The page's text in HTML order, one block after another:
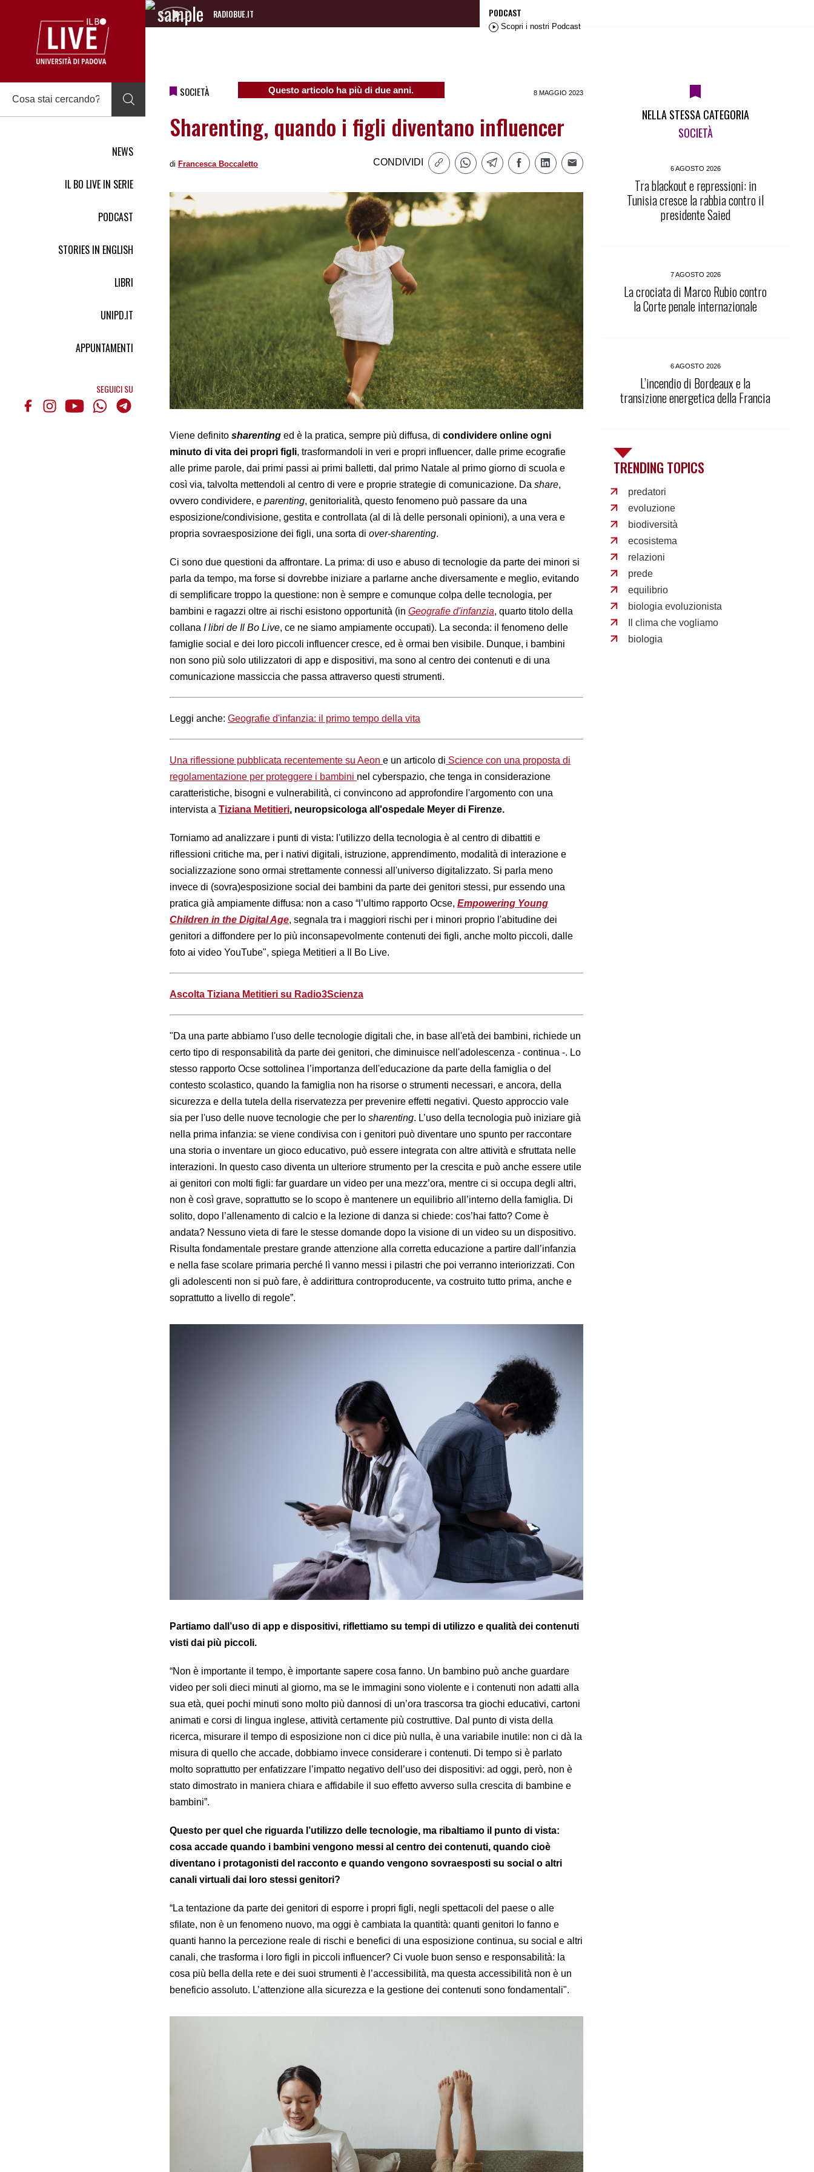
NEWS
IL BO LIVE IN SERIE
PODCAST
STORIES IN ENGLISH
LIBRI
UNIPD.IT
APPUNTAMENTI
SEGUICI SU
RADIOBUE.IT
Audio
PODCAST
Scopri i nostri Podcast
SOCIETÀ Questo articolo ha più di due anni. 8 MAGGIO 2023
Sharenting, quando i figli diventano influencer
di Francesca Boccaletto CONDIVIDI
Viene definito sharenting ed è la pratica, sempre più diffusa, di condividere online ogni
minuto di vita dei propri figli, trasformandoli in veri e propri influencer, dalle prime ecografie
alle prime parole, dai primi passi ai primi balletti, dal primo Natale al primo giorno di scuola e
così via, talvolta mettendoli al centro di vere e proprie strategie di comunicazione. Da share,
ovvero condividere, e parenting, genitorialità, questo fenomeno può passare da una
esposizione/condivisione, gestita e controllata (al di là delle personali opinioni), a una vera e
propria sovraesposizione dei figli, una sorta di over-sharenting.
Ci sono due questioni da affrontare. La prima: di uso e abuso di tecnologie da parte dei minori si
parla da tempo, ma forse si dovrebbe iniziare a parlarne anche diversamente e meglio, evitando
di semplificare troppo la questione: non è sempre e comunque colpa delle tecnologia, per
bambini e ragazzi oltre ai rischi esistono opportunità (in Geografie d'infanzia, quarto titolo della
collana I libri de Il Bo Live, ce ne siamo ampiamente occupati). La seconda: il fenomeno delle
famiglie social e dei loro piccoli influencer cresce, ed è ormai ben visibile. Dunque, i bambini
non sono più solo utilizzatori di app e dispositivi, ma sono al centro dei contenuti e di una
comunicazione massiccia che passa attraverso questi strumenti.
Leggi anche: Geografie d'infanzia: il primo tempo della vita
Una riflessione pubblicata recentemente su Aeon e un articolo di Science con una proposta di
regolamentazione per proteggere i bambini nel cyberspazio, che tenga in considerazione
caratteristiche, bisogni e vulnerabilità, ci convincono ad approfondire l'argomento con una
intervista a Tiziana Metitieri, neuropsicologa all'ospedale Meyer di Firenze.
Torniamo ad analizzare i punti di vista: l'utilizzo della tecnologia è al centro di dibattiti e
riflessioni critiche ma, per i nativi digitali, istruzione, apprendimento, modalità di interazione e
socializzazione sono ormai strettamente connessi all'universo digitalizzato. Si parla meno
invece di (sovra)esposizione social dei bambini da parte dei genitori stessi, pur essendo una
pratica già ampiamente diffusa: non a caso “l’ultimo rapporto Ocse, Empowering Young
Children in the Digital Age, segnala tra i maggiori rischi per i minori proprio l'abitudine dei
genitori a diffondere per lo più inconsapevolmente contenuti dei figli, anche molto piccoli, dalle
foto ai video YouTube", spiega Metitieri a Il Bo Live.
Ascolta Tiziana Metitieri su Radio3Scienza
"Da una parte abbiamo l'uso delle tecnologie digitali che, in base all'età dei bambini, richiede un
certo tipo di responsabilità da parte dei genitori, che diminuisce nell'adolescenza - continua -. Lo
stesso rapporto Ocse sottolinea l’importanza dell'educazione da parte della famiglia o del
contesto scolastico, quando la famiglia non ha risorse o strumenti necessari, e ancora, della
sicurezza e della tutela della riservatezza per prevenire effetti negativi. Questo approccio vale
sia per l'uso delle nuove tecnologie che per lo sharenting. L’uso della tecnologia può iniziare già
nella prima infanzia: se viene condivisa con i genitori può diventare uno spunto per raccontare
una storia o inventare un gioco educativo, può essere integrata con altre attività e sfruttata nelle
interazioni. In questo caso diventa un ulteriore strumento per la crescita e può anche essere utile
ai genitori con molti figli: far guardare un video per una mezz’ora, mentre ci si occupa degli altri,
non è così grave, soprattutto se lo scopo è mantenere un equilibrio all’interno della famiglia. Di
solito, dopo l’allenamento di calcio e la lezione di danza si chiede: cos’hai fatto? Come è
andata? Nessuno vieta di fare le stesse domande dopo la visione di un video su un dispositivo.
Risulta fondamentale prestare grande attenzione alla corretta educazione a partire dall’infanzia
e nella fase scolare primaria perché lì vanno messi i pilastri che poi verranno interiorizzati. Con
gli adolescenti non si può fare, è addirittura controproducente, va costruito tutto prima, anche e
soprattutto a livello di regole”.
Partiamo dall’uso di app e dispositivi, riflettiamo su tempi di utilizzo e qualità dei contenuti
visti dai più piccoli.
“Non è importante il tempo, è importante sapere cosa fanno. Un bambino può anche guardare
video per soli dieci minuti al giorno, ma se le immagini sono violente e i contenuti non adatti alla
sua età, quei pochi minuti sono molto più dannosi di un’ora trascorsa tra giochi educativi, cartoni
animati e corsi di lingua inglese, attività certamente più costruttive. Dal punto di vista della
ricerca, misurare il tempo di esposizione non ci dice più nulla, è una variabile inutile: non ci dà la
misura di quello che accade, dobbiamo invece considerare i contenuti. Di tempo si è parlato
molto soprattutto per enfatizzare l’impatto negativo dell’uso dei dispositivi: ad oggi, però, non è
stato dimostrato in maniera chiara e affidabile il suo effetto avverso sulla crescita di bambine e
bambini”.
Questo per quel che riguarda l’utilizzo delle tecnologie, ma ribaltiamo il punto di vista:
cosa accade quando i bambini vengono messi al centro dei contenuti, quando cioè
diventano i protagonisti del racconto e quando vengono sovraesposti su social o altri
canali virtuali dai loro stessi genitori?
“La tentazione da parte dei genitori di esporre i propri figli, negli spettacoli del paese o alle
sfilate, non è un fenomeno nuovo, ma oggi è cambiata la quantità: quanti genitori lo fanno e
quanti hanno la percezione reale di rischi e benefici di una esposizione continua, su social e altri
canali, che trasforma i loro figli in piccoli influencer? Ci vuole buon senso e responsabilità: la
cosa più bella della rete e dei suoi strumenti è l’accessibilità, ma questa accessibilità non è un
beneficio assoluto. L’attenzione alla sicurezza e la gestione dei contenuti sono fondamentali".
NELLA STESSA CATEGORIA
SOCIETÀ
6 AGOSTO 2026
Tra blackout e repressioni: in
Tunisia cresce la rabbia contro il
presidente Saied
7 AGOSTO 2026
La crociata di Marco Rubio contro
la Corte penale internazionale
6 AGOSTO 2026
L’incendio di Bordeaux e la
transizione energetica della Francia
TRENDING TOPICS
predatori
evoluzione
biodiversità
ecosistema
relazioni
prede
equilibrio
biologia evoluzionista
Il clima che vogliamo
biologia